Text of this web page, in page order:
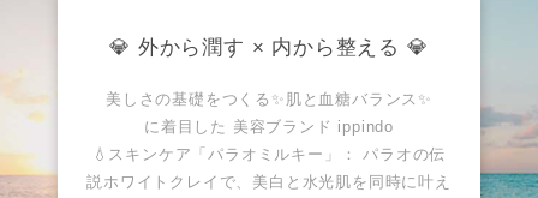
💎 外から潤す × 内から整える 💎
美しさの基礎をつくる✨肌と血糖バランス✨
に着目した 美容ブランド ippindo
💧スキンケア「パラオミルキー」： パラオの伝
説ホワイトクレイで、美白と水光肌を同時に叶え